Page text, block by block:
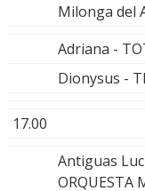
Milonga del
Adriana -
Dionysus -
17.00
Antiguas
ORQUESTA